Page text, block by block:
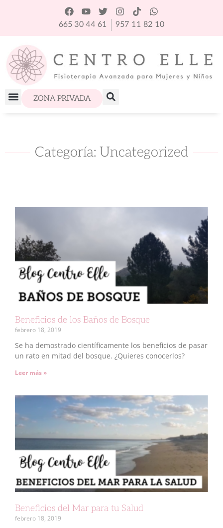
665 30 44 61 957 11 82 10
ZONA PRIVADA
Categoría: Uncategorized
Beneficios de los Baños de Bosque
febrero 18, 2019
Se ha demostrado científicamente los beneficios de pasar
un rato en mitad del bosque. ¿Quieres conocerlos?
Leer más »
Beneficios del Mar para tu Salud
febrero 18, 2019